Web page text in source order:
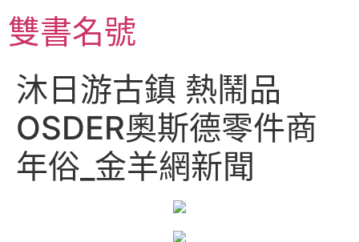
至
主雙書名號
沐日游古鎮 熱鬧品
OSDER奧斯德零件商
年俗_金羊網新聞